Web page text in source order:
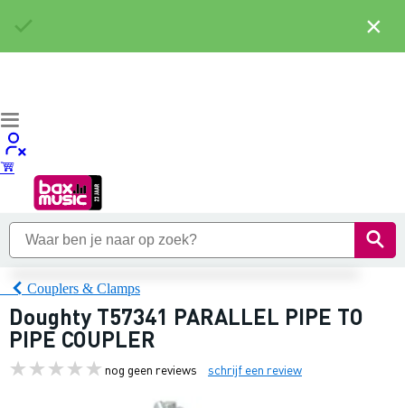
Couplers & Clamps
Doughty T57341 PARALLEL PIPE TO
PIPE COUPLER
nog geen reviews schrijf een review
×